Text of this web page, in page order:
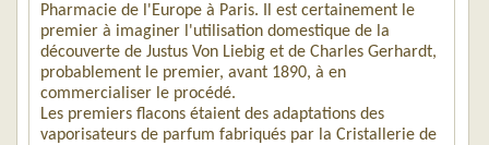
Pharmacie de l'Europe à Paris. Il est certainement le
premier à imaginer l'utilisation domestique de la
découverte de Justus Von Liebig et de Charles Gerhardt,
probablement le premier, avant 1890, à en
commercialiser le procédé.
Les premiers flacons étaient des adaptations des
vaporisateurs de parfum fabriqués par la Cristallerie de